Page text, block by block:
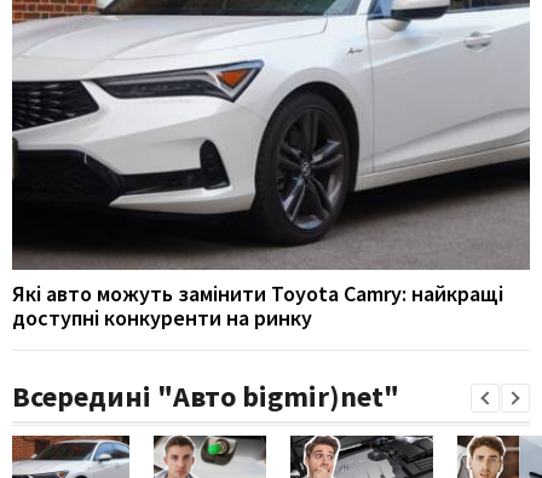
Які авто можуть замінити Toyota Camry: найкращі
доступні конкуренти на ринку
Всередині "Авто bigmir)net"